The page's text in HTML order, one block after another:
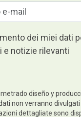
dei miei dati
notizie rilevanti
diseño y
non verranno
dettagliate sono